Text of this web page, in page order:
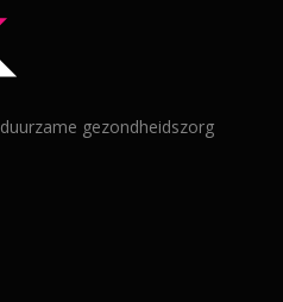
gezondheidszorg